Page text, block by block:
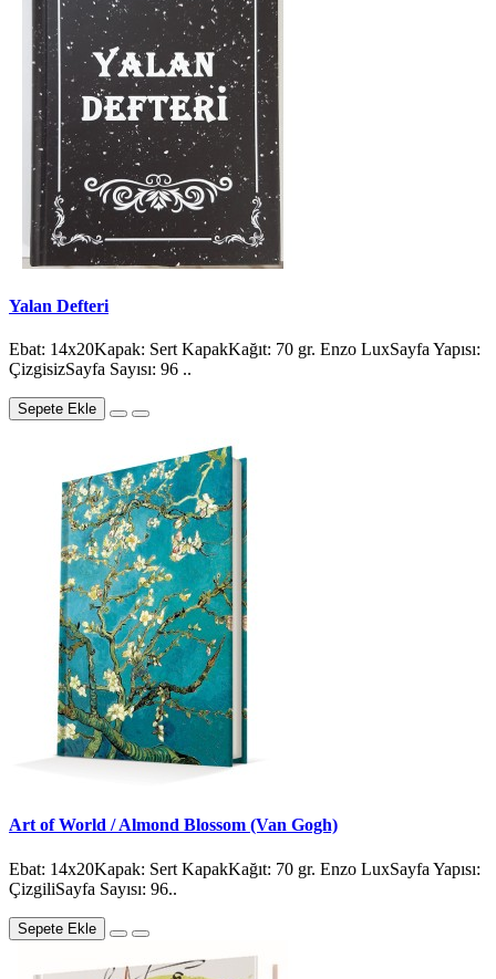
Yalan Defteri
Ebat: 14x20Kapak: Sert KapakKağıt: 70 gr. Enzo LuxSayfa Yapısı:
ÇizgisizSayfa Sayısı: 96 ..
Sepete Ekle
Art of World / Almond Blossom (Van Gogh)
Ebat: 14x20Kapak: Sert KapakKağıt: 70 gr. Enzo LuxSayfa Yapısı:
ÇizgiliSayfa Sayısı: 96..
Sepete Ekle